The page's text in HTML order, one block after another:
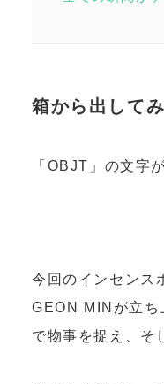
箱から出して
「OBJT」の文字
今回のインセンス
GEON MINが立ち
で物事を捉え、そ